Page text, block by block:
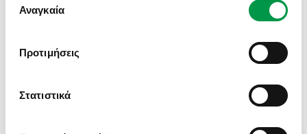
χρήση των υπηρεσιών τους.
συγκατάθεσης
Αναγκαία
Προτιμήσεις
Στατιστικά
APPLICATION ERROR: A CLIENT-SIDE EXCEPTION HAS